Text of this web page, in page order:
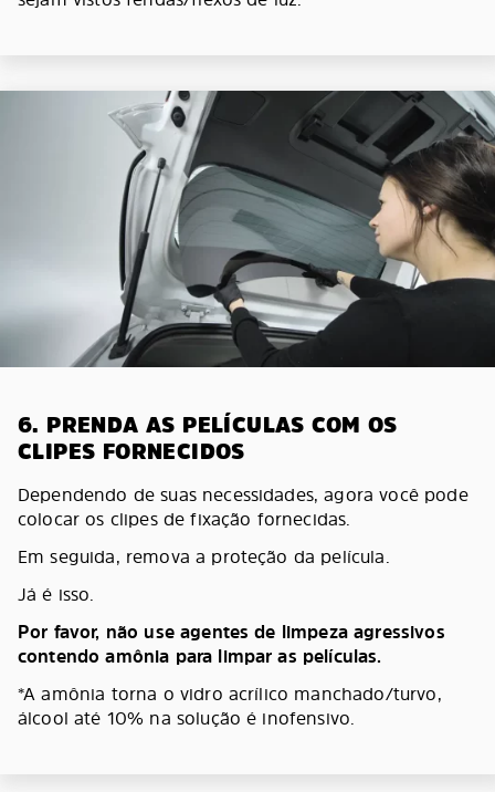
6. PRENDA AS PELÍCULAS COM OS
CLIPES FORNECIDOS
Dependendo de suas necessidades, agora você pode
colocar os clipes de fixação fornecidas.
Em seguida, remova a proteção da película.
Já é isso.
Por favor, não use agentes de limpeza agressivos
contendo amônia para limpar as películas.
*A amônia torna o vidro acrílico manchado/turvo,
álcool até 10% na solução é inofensivo.